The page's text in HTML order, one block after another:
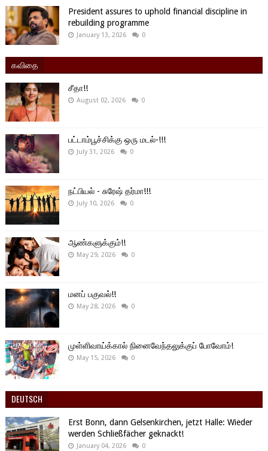
President assures to uphold financial discipline in
rebuilding programme
January 13, 2026 0
கவிதை
சீதா!!
August 02, 2026 0
பட்டாம்பூச்சிக்கு ஒரு மடல்-!!!
July 31, 2026 0
நட்பியல் - சுரேஷ் தர்மா!!!
July 10, 2026 0
ஆண்களுக்கும்!!
May 29, 2026 0
மனப் பகுவல்!!
May 28, 2026 0
முள்ளிவாய்க்கால் நினைவேந்தலுக்குப் போவோம்!
May 15, 2026 0
DEUTSCH
Erst Bonn, dann Gelsenkirchen, jetzt Halle: Wieder
werden Schließfächer geknackt!
January 04, 2026 0